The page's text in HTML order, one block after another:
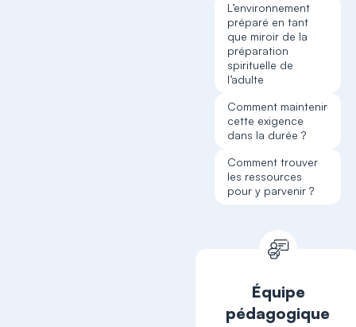
L’environnement
préparé en tant
que miroir de la
préparation
spirituelle de
l’adulte
Comment maintenir
cette exigence
dans la durée ?
Comment trouver
les ressources
pour y parvenir ?
Équipe
pédagogique